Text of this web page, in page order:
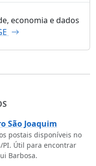
economia e dados
São Joaquim
postais disponíveis no
PI. Útil para encontrar
Barbosa.